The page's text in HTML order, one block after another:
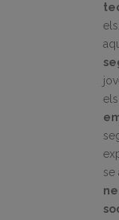
se